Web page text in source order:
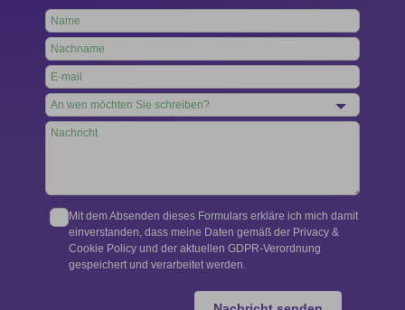
Leave
this
field
blank
Mit dem Absenden dieses Formulars erkläre ich mich damit
einverstanden, dass meine Daten gemäß der Privacy &
Cookie Policy und der aktuellen GDPR-Verordnung
gespeichert und verarbeitet werden.